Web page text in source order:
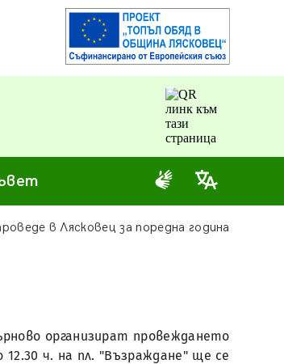
в Лясковец за поредна година
организират провеждането
ч. на пл. "Възраждане" ще се